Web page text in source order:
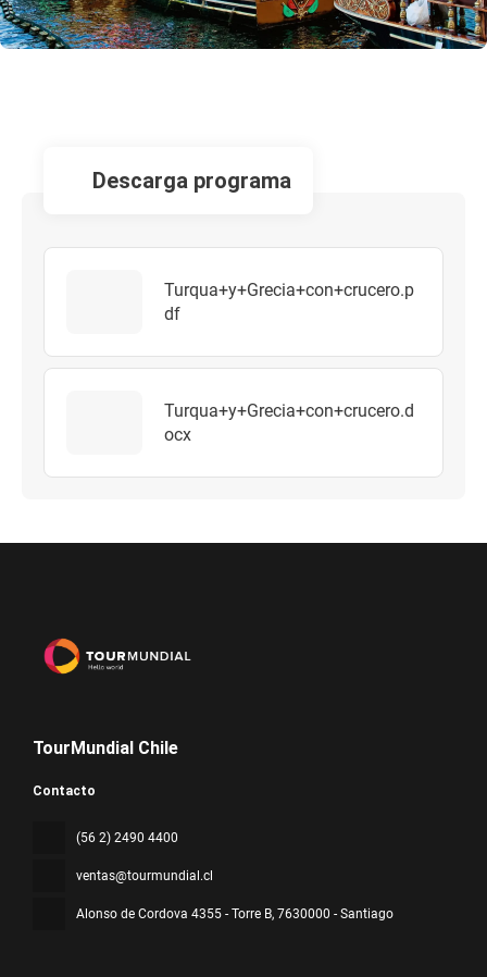
descarga programa
Turqua+y+Grecia+con+crucero.p
df
Turqua+y+Grecia+con+crucero.d
ocx
TourMundial Chile
Contacto
(56 2) 2490 4400
ventas@tourmundial.cl
Alonso de Cordova 4355 - Torre B, 7630000 - Santiago